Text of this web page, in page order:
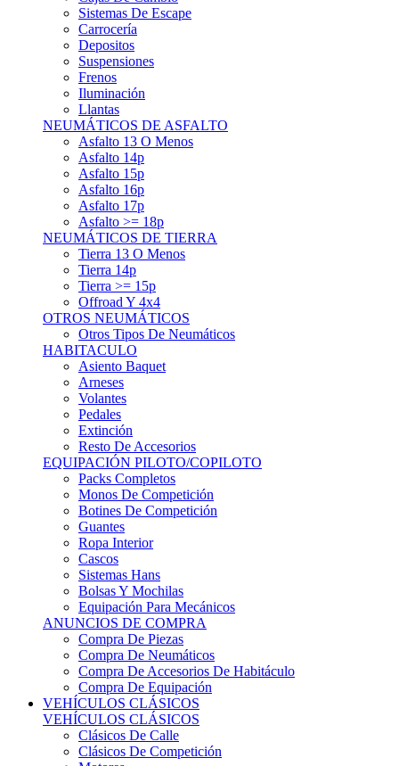
Sistemas De Escape
Carrocería
Depositos
Suspensiones
Frenos
Iluminación
Llantas
NEUMÁTICOS DE ASFALTO
Asfalto 13 O Menos
Asfalto 14p
Asfalto 15p
Asfalto 16p
Asfalto 17p
Asfalto >= 18p
NEUMÁTICOS DE TIERRA
Tierra 13 O Menos
Tierra 14p
Tierra >= 15p
Offroad Y 4x4
OTROS NEUMÁTICOS
Otros Tipos De Neumáticos
HABITACULO
Asiento Baquet
Arneses
Volantes
Pedales
Extinción
Resto De Accesorios
EQUIPACIÓN PILOTO/COPILOTO
Packs Completos
Monos De Competición
Botines De Competición
Guantes
Ropa Interior
Cascos
Sistemas Hans
Bolsas Y Mochilas
Equipación Para Mecánicos
ANUNCIOS DE COMPRA
Compra De Piezas
Compra De Neumáticos
Compra De Accesorios De Habitáculo
Compra De Equipación
VEHÍCULOS CLÁSICOS
VEHÍCULOS CLÁSICOS
Clásicos De Calle
Clásicos De Competición